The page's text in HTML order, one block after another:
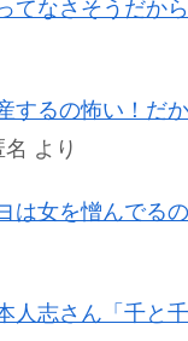
てなさそうだか
するの怖い！だ
名 より
は女を憎んでる
人志さん「千と